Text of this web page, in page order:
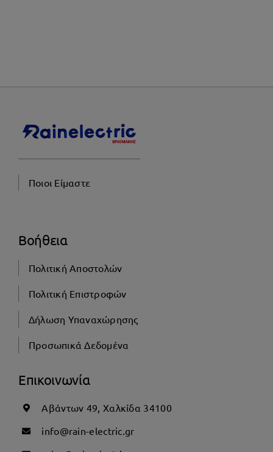
Ποιοι Είμαστε
Βοήθεια
Πολιτική Αποστολών
Πολιτική Επιστροφών
Δήλωση Υπαναχώρησης
Προσωπικά Δεδομένα
Επικοινωνία
Αβάντων 49, Χαλκίδα 34100
info@rain-electric.gr